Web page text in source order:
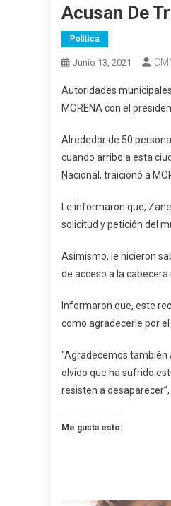
Acusan De
Política
Junio 13, 2021
Autoridades
MORENA con el
Alrededor de 50
cuando arribo a esta
Nacional, traicionó a
Le informaron que,
solicitud y petición del
Asimismo, le hicieron
de acceso a la
Informaron que, este
como agradecerle por
“Agradecemos también
olvido que ha sufrido
resisten a desaparecer”,
Me gusta esto: